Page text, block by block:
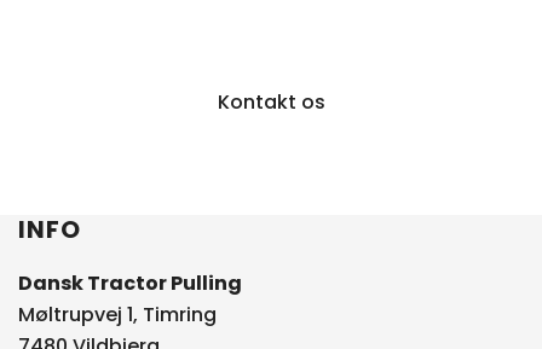
Kontakt os
INFO
Dansk Tractor Pulling
Møltrupvej 1, Timring